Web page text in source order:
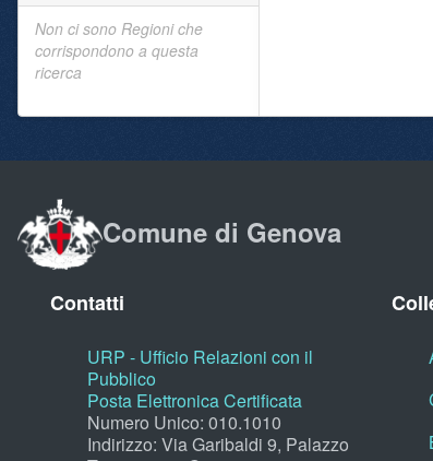
Non ci sono Regioni che
corrispondono a questa
ricerca
Comune di Genova
Contatti
URP - Ufficio Relazioni con il
Pubblico
Posta Elettronica Certificata
Numero Unico: 010.1010
Indirizzo: Via Garibaldi 9, Palazzo